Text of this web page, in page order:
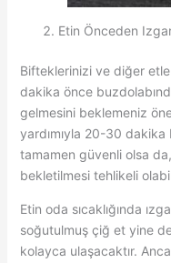
Etin Önceden
Bifteklerinizi ve diğer
dakika önce
gelmesini beklemeniz
yardımıyla 20-30 dakika
tamamen güvenli olsa
bekletilmesi tehlikeli
Etin oda sıcaklığında
soğutulmuş çiğ et yine
kolayca ulaşacaktır.